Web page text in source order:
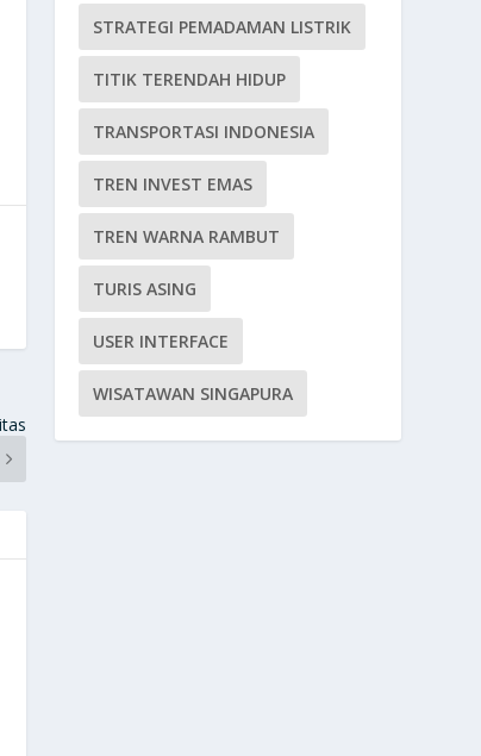
STRATEGI PEMADAMAN LISTRIK
TITIK TERENDAH HIDUP
TRANSPORTASI INDONESIA
TREN INVEST EMAS
TREN WARNA RAMBUT
TURIS ASING
USER INTERFACE
WISATAWAN SINGAPURA